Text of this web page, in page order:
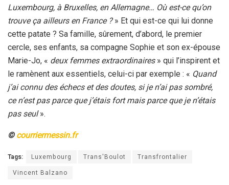
Luxembourg, à Bruxelles, en Allemagne… Où est-ce qu’on
trouve ça ailleurs en France ?» Et qui est-ce qui lui donne
cette patate ? Sa famille, sûrement, d’abord, le premier
cercle, ses enfants, sa compagne Sophie et son ex-épouse
Marie-Jo, « deux femmes extraordinaires » qui l’inspirent et
le ramènent aux essentiels, celui-ci par exemple : « Quand
j’ai connu des échecs et des doutes, si je n’ai pas sombré,
ce n’est pas parce que j’étais fort mais parce que je n’étais
pas seul».
© courriermessin.fr
Tags: Luxembourg Trans'Boulot
Transfrontalier
Vincent Balzano